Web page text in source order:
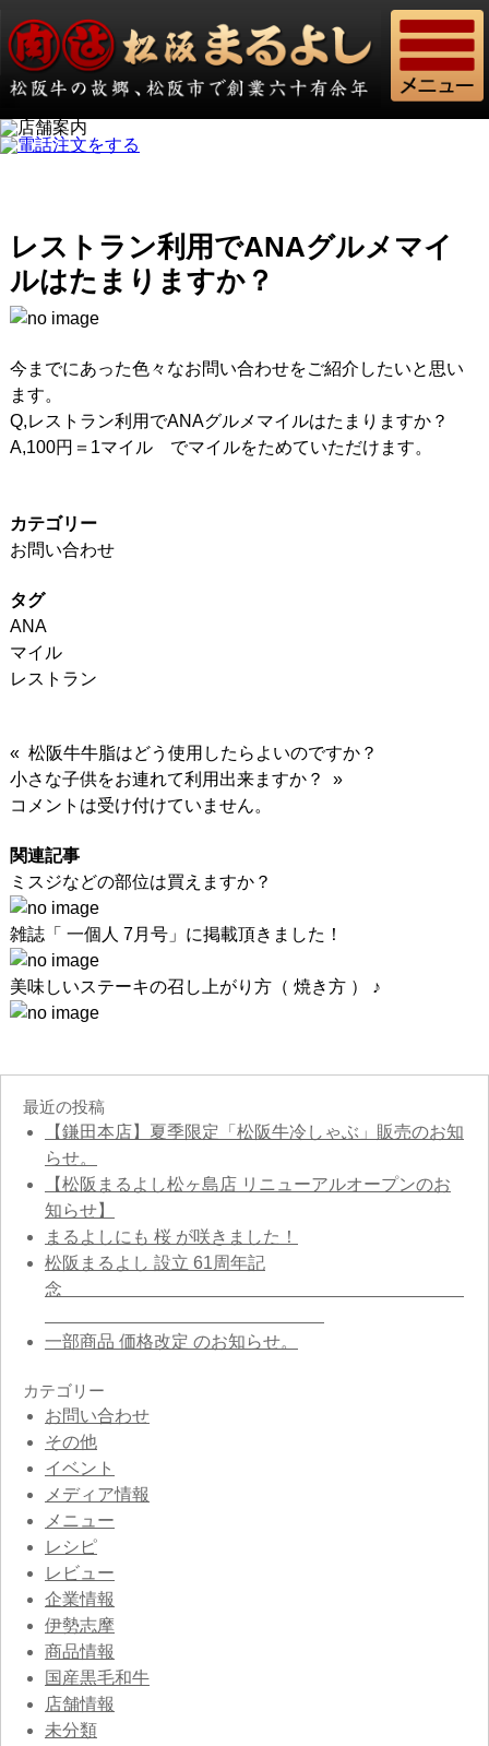
レストラン利用でANAグルメマイ
ルはたまりますか？
今までにあった色々なお問い合わせをご紹介したいと思い
ます。
Q,レストラン利用でANAグルメマイルはたまりますか？
A,100円＝1マイル でマイルをためていただけます。
カテゴリー
お問い合わせ
タグ
ANA
マイル
レストラン
« 松阪牛牛脂はどう使用したらよいのですか？
小さな子供をお連れて利用出来ますか？ »
コメントは受け付けていません。
関連記事
ミスジなどの部位は買えますか？
雑誌「 一個人 7月号」に掲載頂きました！
美味しいステーキの召し上がり方（ 焼き方 ） ♪
最近の投稿
【鎌田本店】夏季限定「松阪牛冷しゃぶ」販売のお知
らせ。
【松阪まるよし松ヶ島店 リニューアルオープンのお
知らせ】
まるよしにも 桜 が咲きました！
松阪まるよし 設立 61周年記
念
一部商品 価格改定 のお知らせ。
カテゴリー
お問い合わせ
その他
イベント
メディア情報
メニュー
レシピ
レビュー
企業情報
伊勢志摩
商品情報
国産黒毛和牛
店舗情報
未分類